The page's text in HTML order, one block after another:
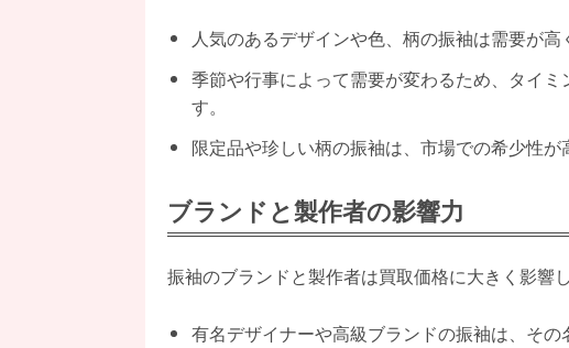
人気のあるデザインや色、柄の振袖は需要が高
季節や行事によって需要が変わるため、タイ
す。
限定品や珍しい柄の振袖は、市場での希少性が
ブランドと製作者の影響力
振袖のブランドと製作者は買取価格に大きく影響し
有名デザイナーや高級ブランドの振袖は、その